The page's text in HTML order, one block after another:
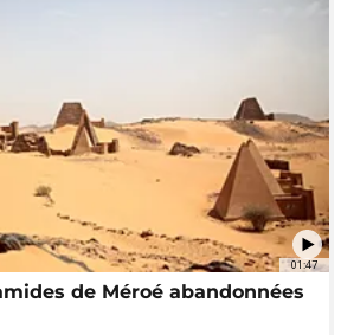
01:47
de Méroé abandonnées